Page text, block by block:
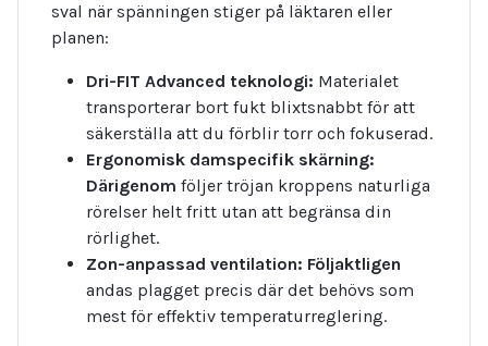
sval när spänningen stiger på läktaren eller
planen:
Dri-FIT Advanced teknologi: Materialet
transporterar bort fukt blixtsnabbt för att
säkerställa att du förblir torr och fokuserad.
Ergonomisk damspecifik skärning:
Därigenom följer tröjan kroppens naturliga
rörelser helt fritt utan att begränsa din
rörlighet.
Zon-anpassad ventilation: Följaktligen
andas plagget precis där det behövs som
mest för effektiv temperaturreglering.